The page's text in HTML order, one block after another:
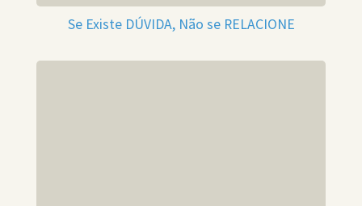
Se Existe DÚVIDA, Não se RELACIONE